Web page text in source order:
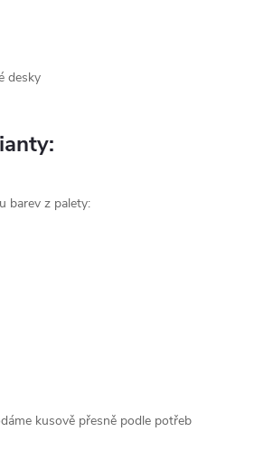
desky
barev z palety:
kusově přesně podle potřeb